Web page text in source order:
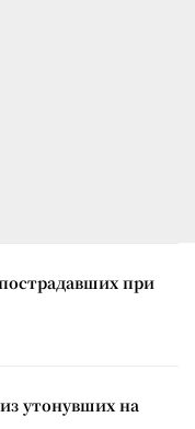
при
утонувших на